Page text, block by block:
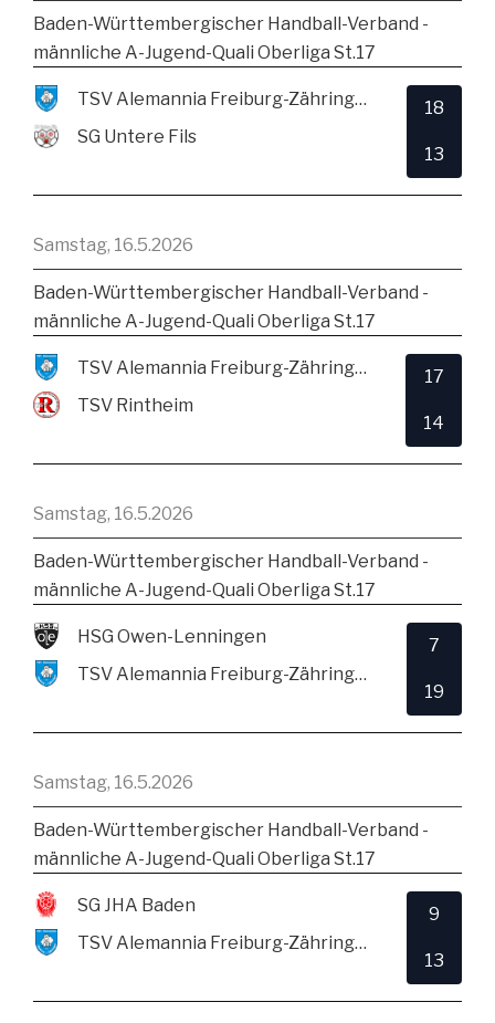
Baden-Württembergischer Handball-Verband -
männliche A-Jugend-Quali Oberliga St.17
TSV Alemannia Freiburg-Zähringen
SG Untere Fils
18
13
Samstag, 16.5.2026
Baden-Württembergischer Handball-Verband -
männliche A-Jugend-Quali Oberliga St.17
TSV Alemannia Freiburg-Zähringen
TSV Rintheim
17
14
Samstag, 16.5.2026
Baden-Württembergischer Handball-Verband -
männliche A-Jugend-Quali Oberliga St.17
HSG Owen-Lenningen
TSV Alemannia Freiburg-Zähringen
7
19
Samstag, 16.5.2026
Baden-Württembergischer Handball-Verband -
männliche A-Jugend-Quali Oberliga St.17
SG JHA Baden
TSV Alemannia Freiburg-Zähringen
9
13